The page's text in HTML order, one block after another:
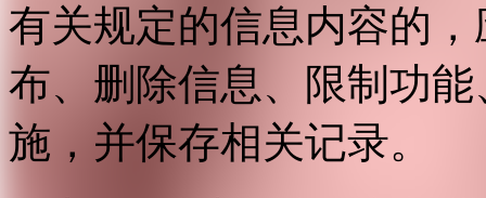
有关规定的信息内容的
布、删除信息、限制功
施，并保存相关记录。